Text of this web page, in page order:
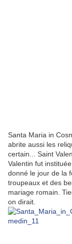
Santa Maria in
abrite aussi les
certain... Saint
Valentin fut
donné le jour de la
troupeaux et des
mariage romain.
on dirait.